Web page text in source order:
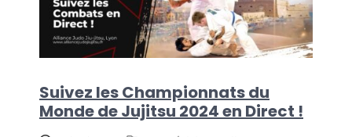
Suivez les Championnats du
Monde de Jujitsu 2024 en Direct !